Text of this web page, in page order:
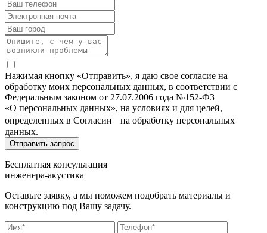
Нажимая кнопку «Отправить», я даю свое согласие на
обработку моих персональных данных, в соответствии с
Федеральным законом от 27.07.2006 года №152-ФЗ
«О персональных данных», на условиях и для целей,
определенных в Согласии на обработку персональных
данных.
Бесплатная консультация
инженера-акустика
Оставьте заявку, а мы поможем подобрать материалы и
конструкцию под Вашу задачу.